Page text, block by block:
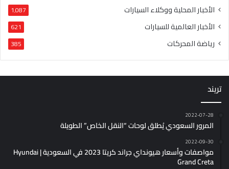
الأخبار المحلية ووكلاء السيارات 1٬087
الأخبار العالمية للسيارات 621
رياضة المحركات 385
تريند
2022-07-28
المرور السعودي يُطلق لوحات “النقل الخاص” الطويلة
2022-09-30
مواصفات وأسعار هيونداي جراند كريتا 2023 في السعودية | Hyundai
Grand Creta